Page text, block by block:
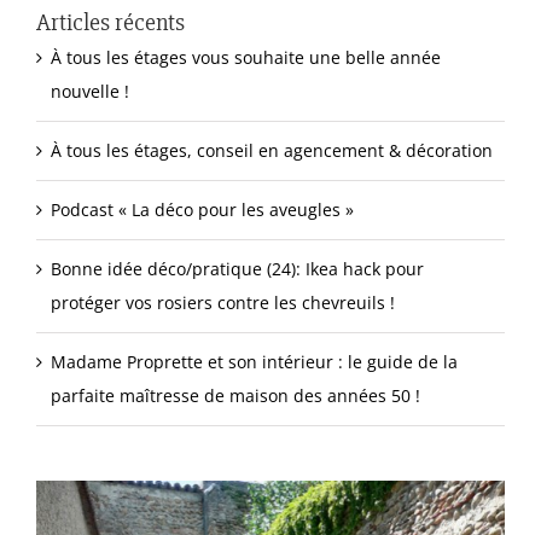
Articles récents
À tous les étages vous souhaite une belle année
nouvelle !
À tous les étages, conseil en agencement & décoration
Podcast « La déco pour les aveugles »
Bonne idée déco/pratique (24): Ikea hack pour
protéger vos rosiers contre les chevreuils !
Madame Proprette et son intérieur : le guide de la
parfaite maîtresse de maison des années 50 !